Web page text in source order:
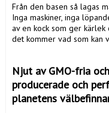
Från den basen så lagas
Inga maskiner, inga
av en kock som ger
det kommer vad som kan
Njut av GMO-fria
producerade och
planetens